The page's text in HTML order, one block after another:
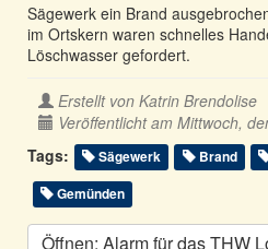
Sägewerk ein Brand
im Ortskern waren schnelles
Löschwasser gefordert.
Erstellt von Katrin Brendolise
Veröffentlicht am Mittwoch,
Tags:
Sägewerk Brand
Gemünden
Öffnen: Alarm für das THW